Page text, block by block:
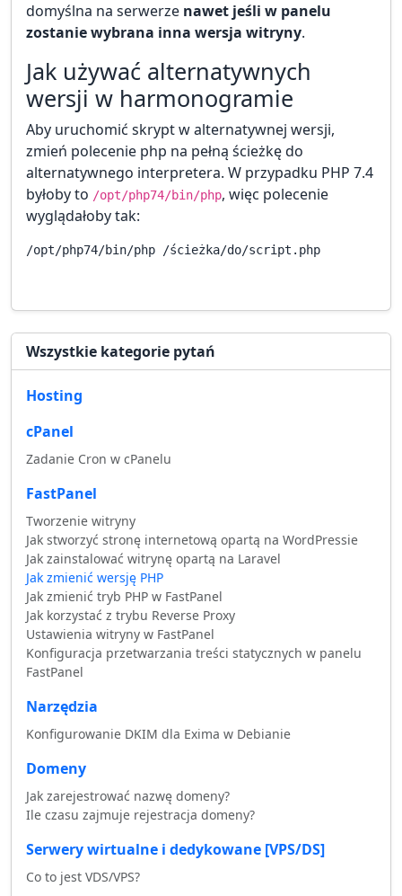
domyślna na serwerze nawet jeśli w panelu
zostanie wybrana inna wersja witryny.
Jak używać alternatywnych
wersji w harmonogramie
Aby uruchomić skrypt w alternatywnej wersji,
zmień polecenie php na pełną ścieżkę do
alternatywnego interpretera. W przypadku PHP 7.4
byłoby to /opt/php74/bin/php, więc polecenie
wyglądałoby tak:
Wszystkie kategorie pytań
Hosting
cPanel
Zadanie Cron w cPanelu
FastPanel
Tworzenie witryny
Jak stworzyć stronę internetową opartą na WordPressie
Jak zainstalować witrynę opartą na Laravel
Jak zmienić wersję PHP
Jak zmienić tryb PHP w FastPanel
Jak korzystać z trybu Reverse Proxy
Ustawienia witryny w FastPanel
Konfiguracja przetwarzania treści statycznych w panelu
FastPanel
Narzędzia
Konfigurowanie DKIM dla Exima w Debianie
Domeny
Jak zarejestrować nazwę domeny?
Ile czasu zajmuje rejestracja domeny?
Serwery wirtualne i dedykowane [VPS/DS]
Co to jest VDS/VPS?